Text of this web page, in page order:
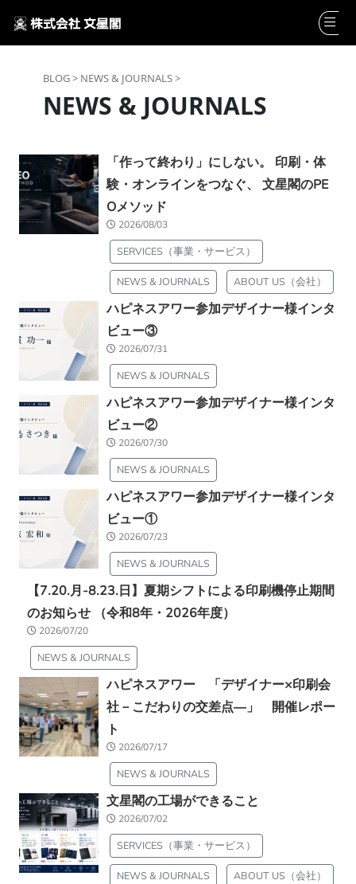
BLOG > NEWS & JOURNALS >
NEWS & JOURNALS
「作って終わり」にしない。 印刷・体
験・オンラインをつなぐ、 文星閣のPE
Oメソッド
2026/08/03
SERVICES（事業・サービス）
NEWS & JOURNALS ABOUT US（会社）
ハピネスアワー参加デザイナー様インタ
ビュー③
2026/07/31
NEWS & JOURNALS
ハピネスアワー参加デザイナー様インタ
ビュー②
2026/07/30
NEWS & JOURNALS
ハピネスアワー参加デザイナー様インタ
ビュー①
2026/07/23
NEWS & JOURNALS
【7.20.月-8.23.日】夏期シフトによる印刷機停止期間
のお知らせ （令和8年・2026年度）
2026/07/20
NEWS & JOURNALS
ハピネスアワー 「デザイナー×印刷会
社－こだわりの交差点―」 開催レポー
ト
2026/07/17
NEWS & JOURNALS
文星閣の工場ができること
2026/07/02
SERVICES（事業・サービス）
NEWS & JOURNALS ABOUT US（会社）